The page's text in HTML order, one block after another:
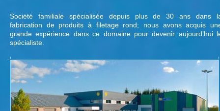
Société familiale spécialisée depuis plus de 30 ans dans
fabrication de produits à filetage rond; nous avons acquis
grande expérience dans ce domaine pour devenir aujourd’hui
spécialiste.